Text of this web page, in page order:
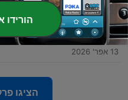
19 אפר' 2026
631
- איך לעשות סטוצים עם
13 אפר' 2026
הציגו
הורידו